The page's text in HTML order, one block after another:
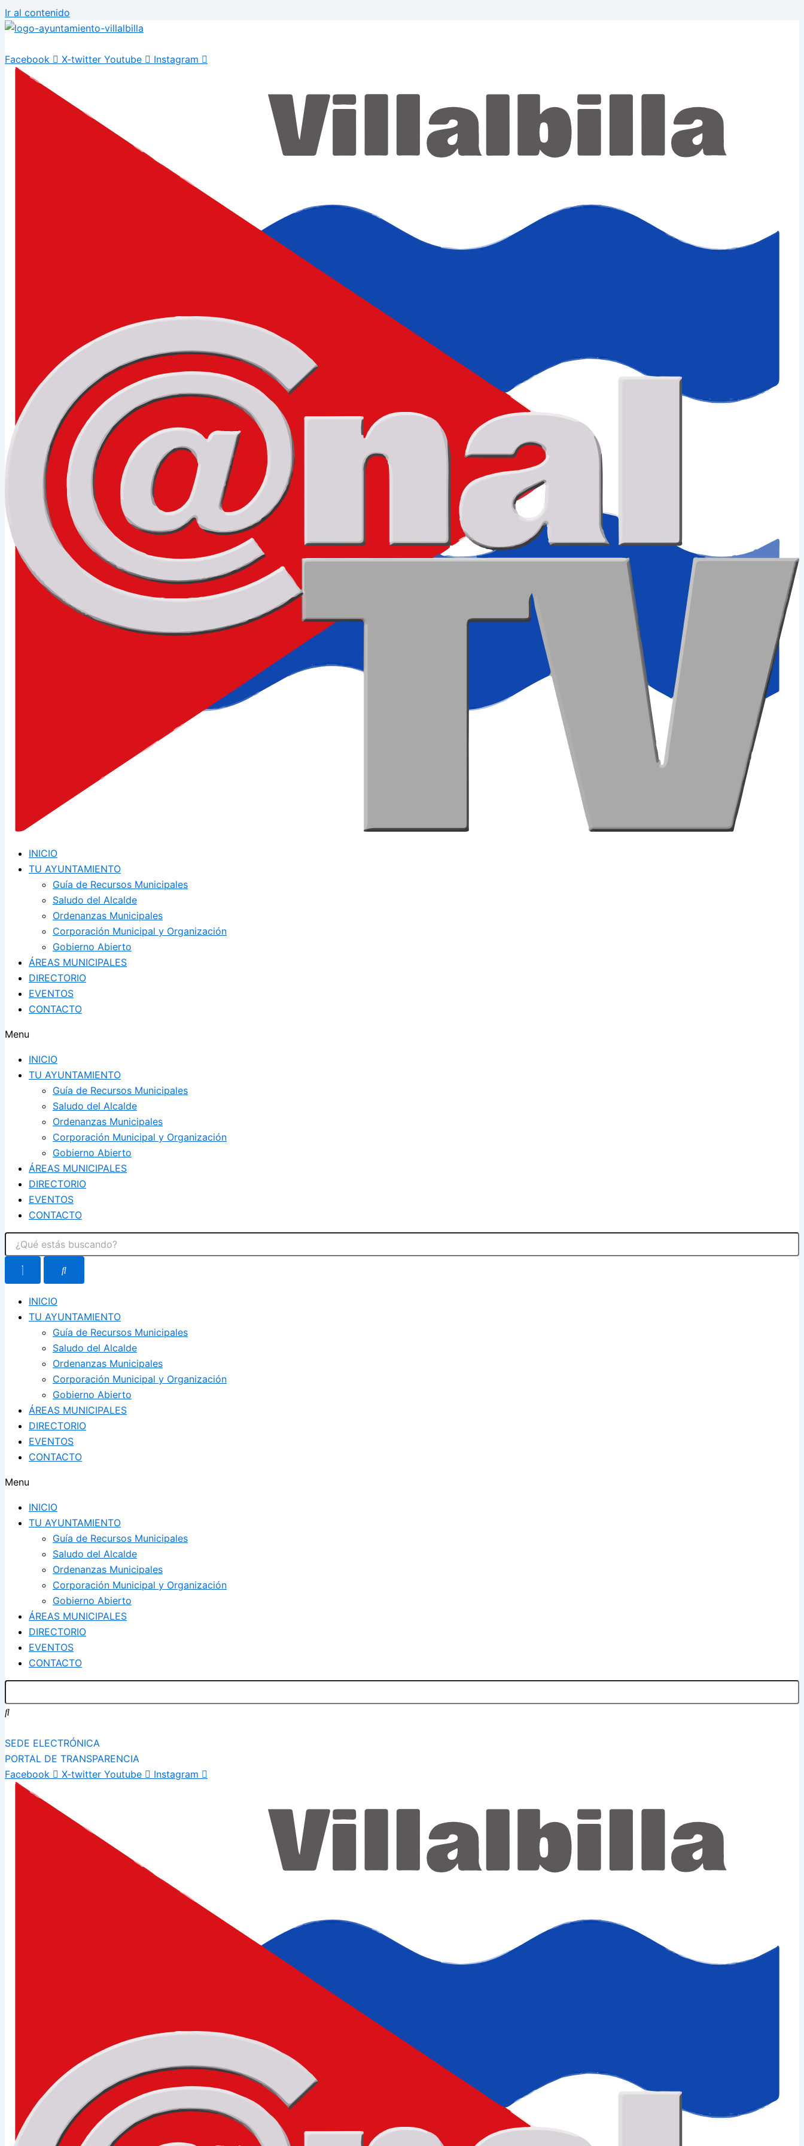
Ir al contenido
Facebook X-twitter Youtube Instagram
INICIO
TU AYUNTAMIENTO
Guía de Recursos Municipales
Saludo del Alcalde
Ordenanzas Municipales
Corporación Municipal y Organización
Gobierno Abierto
ÁREAS MUNICIPALES
DIRECTORIO
EVENTOS
CONTACTO
Menu
INICIO
TU AYUNTAMIENTO
Guía de Recursos Municipales
Saludo del Alcalde
Ordenanzas Municipales
Corporación Municipal y Organización
Gobierno Abierto
ÁREAS MUNICIPALES
DIRECTORIO
EVENTOS
CONTACTO
INICIO
TU AYUNTAMIENTO
Guía de Recursos Municipales
Saludo del Alcalde
Ordenanzas Municipales
Corporación Municipal y Organización
Gobierno Abierto
ÁREAS MUNICIPALES
DIRECTORIO
EVENTOS
CONTACTO
Menu
INICIO
TU AYUNTAMIENTO
Guía de Recursos Municipales
Saludo del Alcalde
Ordenanzas Municipales
Corporación Municipal y Organización
Gobierno Abierto
ÁREAS MUNICIPALES
DIRECTORIO
EVENTOS
CONTACTO
SEDE ELECTRÓNICA
PORTAL DE TRANSPARENCIA
Facebook
X-twitter Youtube Instagram